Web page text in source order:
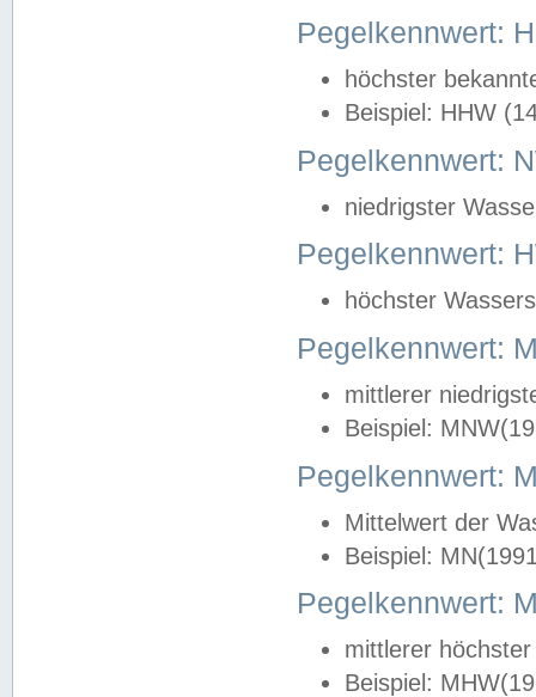
Pegelkennwert:
höchster
Beispiel: HHW
Pegelkennwert:
niedrigster
Pegelkennwert:
höchster
Pegelkennwert:
mittlerer
Beispiel:
Pegelkennwert:
Mittelwert der
Beispiel:
Pegelkennwert:
mittlerer
Beispiel: